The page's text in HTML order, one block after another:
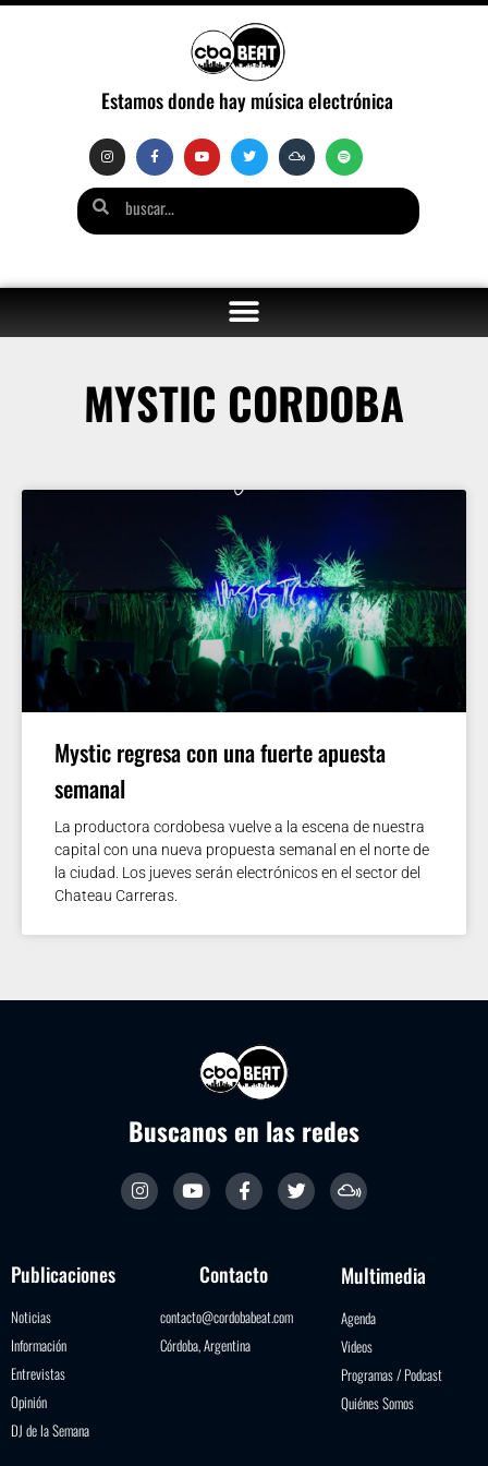
Estamos donde hay música electrónica
MYSTIC CORDOBA
Mystic regresa con una fuerte apuesta
semanal
La productora cordobesa vuelve a la escena de nuestra
capital con una nueva propuesta semanal en el norte de
la ciudad. Los jueves serán electrónicos en el sector del
Chateau Carreras.
Buscanos en las redes
Publicaciones
Noticias
Información
Entrevistas
Opinión
DJ de la Semana
Contacto
contacto@cordobabeat.com
Córdoba, Argentina
Multimedia
Agenda
Videos
Programas / Podcast
Quiénes Somos